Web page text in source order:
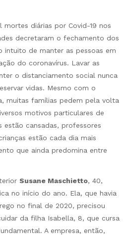
diárias por Covid-19 nos
decretaram o fechamento dos
intuito de manter as pessoas em
do coronavírus. Lavar as
o distanciamento social nunca
vidas. Mesmo com o
muitas famílias pedem pela volta
motivos particulares de
estão cansadas, professores
estão cada dia mais
que ainda predomina entre
Susane Maschietto, 40,
no início do ano. Ela, que havia
no final de 2020, precisou
da filha Isabella, 8, que cursa
A empresa, então,